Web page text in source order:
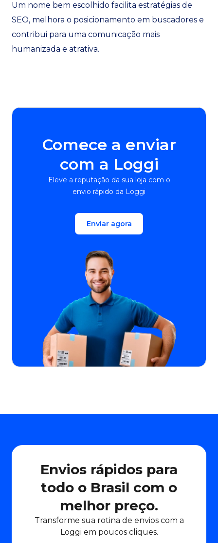
Um nome bem escolhido facilita estratégias de
SEO, melhora o posicionamento em buscadores e
contribui para uma comunicação mais
humanizada e atrativa.
Comece a enviar
com a Loggi
Eleve a reputação da sua loja com o
envio rápido da Loggi
Enviar agora
Envios rápidos para
todo o Brasil com o
melhor preço.
Transforme sua rotina de envios com a
Loggi em poucos cliques.